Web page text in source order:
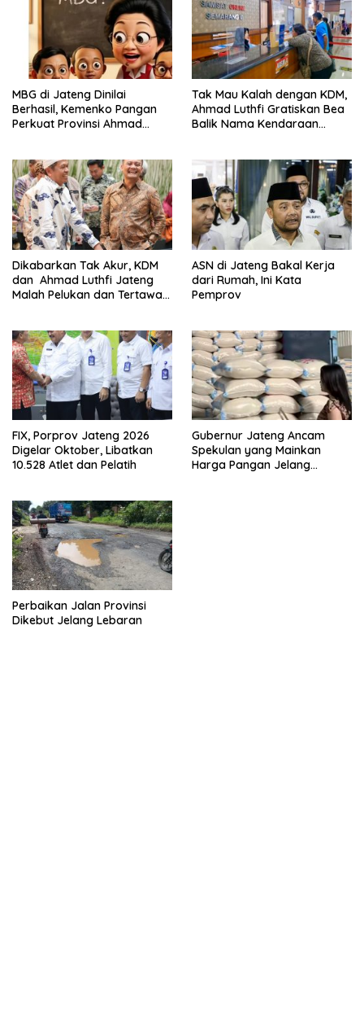
MBG di Jateng Dinilai
Berhasil, Kemenko Pangan
Perkuat Provinsi Ahmad
Tak Mau Kalah dengan KDM,
Ahmad Luthfi Gratiskan Bea
Balik Nama Kendaraan
Dikabarkan Tak Akur, KDM
dan Ahmad Luthfi Jateng
Malah Pelukan dan Tertawa
ASN di Jateng Bakal Kerja
dari Rumah, Ini Kata
Pemprov
FIX, Porprov Jateng 2026
Digelar Oktober, Libatkan
10.528 Atlet dan Pelatih
Gubernur Jateng Ancam
Spekulan yang Mainkan
Harga Pangan Jelang
Perbaikan Jalan Provinsi
Dikebut Jelang Lebaran